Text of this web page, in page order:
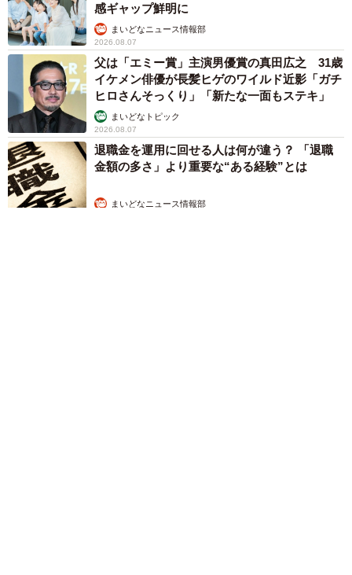
感ギャップ鮮明に
まいどなニュース情報部
2026.08.07
父は「エミー賞」主演男優賞の真田広之 31歳
イケメン俳優が長髪ヒゲのワイルド近影「ガチ
ヒロさんそっくり」「新たな一面もステキ」
まいどなトピック
2026.08.07
退職金を運用に回せる人は何が違う？ 「退職
金額の多さ」より重要な“ある経験”とは
まいどなニュース情報部